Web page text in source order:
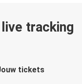
tracking
tickets